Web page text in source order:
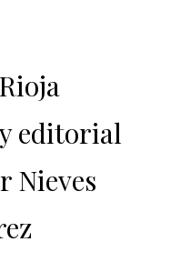
editorial
Nieves